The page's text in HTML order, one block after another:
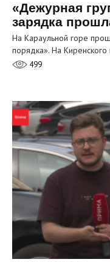
«Дежурная
зарядка
На Караульной горе
порядка». На
499